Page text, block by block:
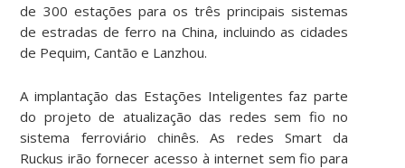
de 300 estações para os três principais sistemas
de estradas de ferro na China, incluindo as cidades
de Pequim, Cantão e Lanzhou.
A implantação das Estações Inteligentes faz parte
do projeto de atualização das redes sem fio no
sistema ferroviário chinês. As redes Smart da
Ruckus irão fornecer acesso à internet sem fio para